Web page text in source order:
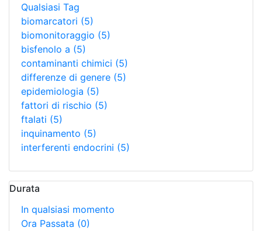
Qualsiasi Tag
biomarcatori (5)
biomonitoraggio (5)
bisfenolo a (5)
contaminanti chimici (5)
differenze di genere (5)
epidemiologia (5)
fattori di rischio (5)
ftalati (5)
inquinamento (5)
interferenti endocrini (5)
Durata
In qualsiasi momento
Ora Passata (0)